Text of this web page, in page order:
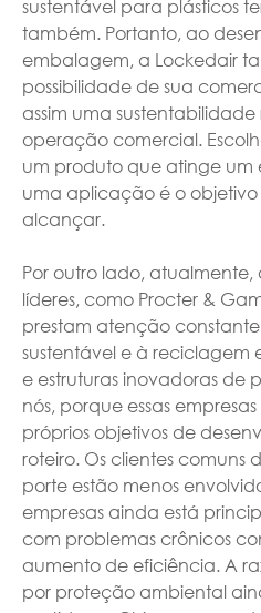
sustentável para plásticos
também. Portanto, ao
embalagem, a Lockedair
possibilidade de sua
assim uma
operação comercial.
um produto que atinge um
uma aplicação é o
alcançar.
Por outro lado, atualmente,
líderes, como Procter &
prestam atenção
sustentável e à reciclagem
e estruturas inovadoras de
nós, porque essas
próprios objetivos de
roteiro. Os clientes comuns
porte estão menos
empresas ainda está
com problemas crônicos
aumento de eficiência. A
por proteção ambiental